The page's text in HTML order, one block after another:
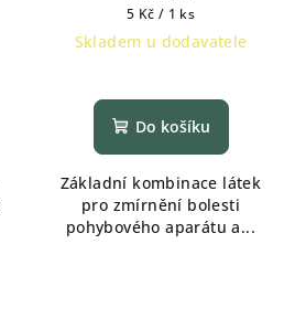
Měrná
cena:
5 Kč / 1 ks
Skladem u dodavatele
Do košíku
Základní kombinace látek
pro zmírnění bolesti
pohybového aparátu a...